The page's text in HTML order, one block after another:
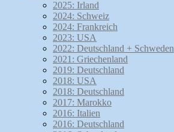
2025: Irland
2024: Schweiz
2024: Frankreich
2023: USA
2022: Deutschland + Schweden
2021: Griechenland
2019: Deutschland
2018: USA
2018: Deutschland
2017: Marokko
2016: Italien
2016: Deutschland